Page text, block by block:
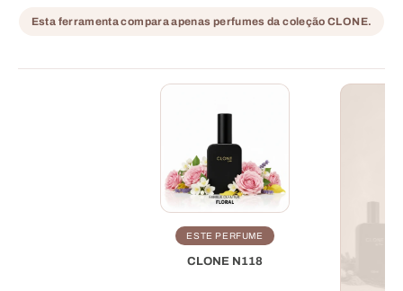
Esta ferramenta compara apenas perfumes da coleção CLONE.
ESTE PERFUME
CLONE N118